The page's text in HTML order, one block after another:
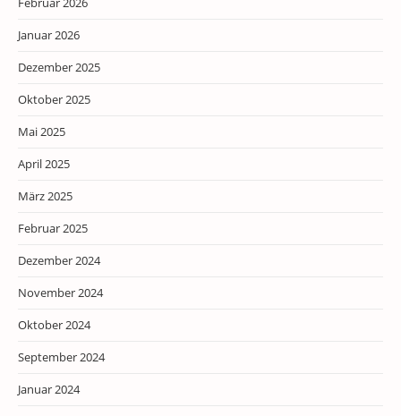
Januar 2026
Dezember 2025
Oktober 2025
Mai 2025
April 2025
März 2025
Februar 2025
Dezember 2024
November 2024
Oktober 2024
September 2024
Januar 2024